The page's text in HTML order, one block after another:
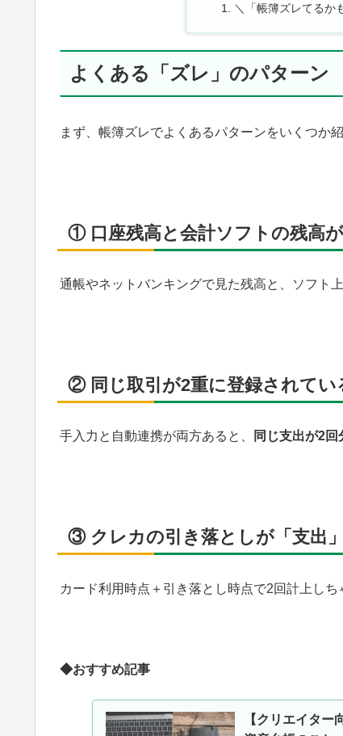
＼「帳簿ズレてるか
よくある「ズレ」のパターン
まず、帳簿ズレでよくあるパターンをいくつか
① 口座残高と会計ソフトの残高が
通帳やネットバンキングで見た残高と、ソフト
② 同じ取引が2重に登録されてい
手入力と自動連携が両方あると、 同じ支出が2回
③ クレカの引き落としが「支出
カード利用時点＋引き落とし時点で2回計上しち
◆おすすめ記事
【クリエイタ